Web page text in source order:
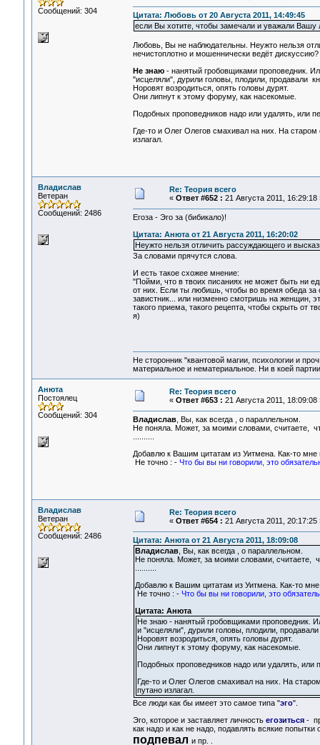
Сообщений: 304
Цитата: Любовь от 20 Августа 2011, 14:49:45
если Вы хотите, чтобы замечали и уважали Вашу
Любовь, Вы не наблюдательны. Неужто нельзя
нечистоплотно и мошеннически ведёт дискуссию?
Не знаю- нанятый гробовщиками проповедник.
"исцеляли", дурили головы, плодили, продавали
Норовят возродиться, опять головы дурят.
Они липнут к этому форуму, как насекомые.
Подобных проповедников надо или удалять, или
Где-то и Олег Олегов смахивал на них. На
излагал.
Владислав
Ветеран
Сообщений: 2486
Re: Теория всего
« Ответ #652 : 21 Августа 2011, 16:29:18
Егоза - Эго за (бибикало)!
Цитата: Анюта от 21 Августа 2011, 16:20:02
Неужто нельзя отличить рассуждающего и
За словами прячутся слова.
И есть такое схожее мнение:
"Пойми, что в твоих писаниях не может быть ни
от них. Если ты любишь, чтобы во время обеда за
завистник... или низменно смотришь на женщин,
такого приема, такого рецепта, чтобы скрыть от
я)
Не сторонник "квантовой магии, психологии и
материальное и нематериальное. Ни в коей
Анюта
Постоялец
Сообщений: 304
Re: Теория всего
« Ответ #653 : 21 Августа 2011, 18:09:08
Владислав, Вы, как всегда , о параллельном.
Не поняла. Может, за моими словами, считаете,
Добавлю к Вашим цитатам из Уитмена. Как-то
Не точно : - Что бы вы ни говорили, это
Владислав
Ветеран
Сообщений: 2486
Re: Теория всего
« Ответ #654 : 21 Августа 2011, 20:17:25
Цитата: Анюта от 21 Августа 2011, 18:09:08
Владислав, Вы, как всегда , о параллельном.
Не поняла. Может, за моими словами, считаете,
Добавлю к Вашим цитатам из Уитмена. Как-то
Не точно : - Что бы вы ни говорили, это
Цитата: Анюта
Не знаю - нанятый гробовщиками проповедник.
и "исцеляли", дурили головы, плодили,
Норовят возродиться, опять головы дурят.
Они липнут к этому форуму, как насекомые.
Подобных проповедников надо или удалять,
Где-то и Олег Олегов смахивал на них. На
путано излагал.
Все люди как бы имеет это самое типа "эго".
Эго, которое и заставляет личность егозиться -
как надо и как не надо, подавлять всякие
подпевал и пр. .